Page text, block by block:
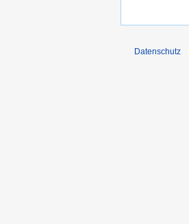
Datenschutz